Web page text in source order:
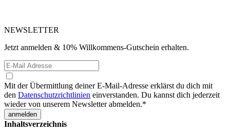
NEWSLETTER
Jetzt anmelden & 10% Willkommens-Gutschein erhalten.
Mit der Übermittlung deiner E-Mail-Adresse erklärst du dich mit
den Datenschutzrichtlinien einverstanden. Du kannst dich jederzeit
wieder von unserem Newsletter abmelden.*
Inhaltsverzeichnis